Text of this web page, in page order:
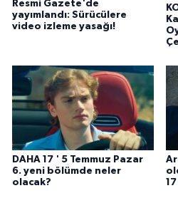
Resmi Gazete'de
yayımlandı: Sürücülere
video izleme yasağı!
DAHA 17 ' 5 Temmuz Pazar
6. yeni bölümde neler
olacak?